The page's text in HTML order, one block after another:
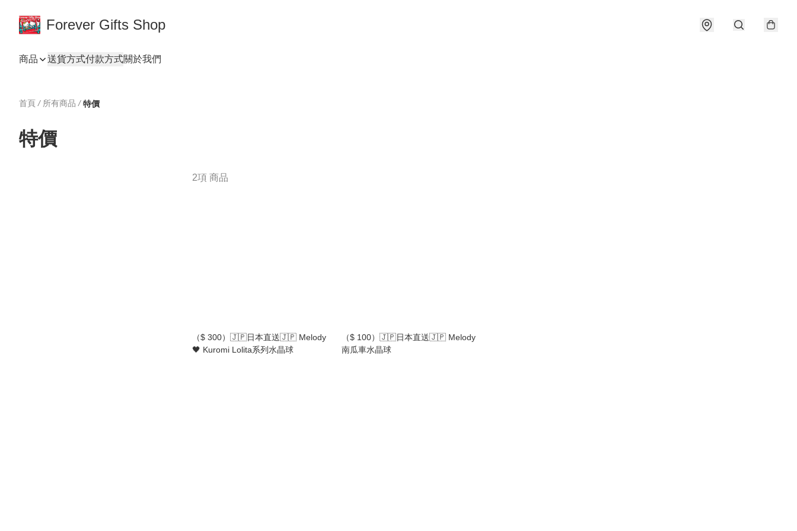
Forever Gifts Shop
商品 送貨方式付款方式關於我們
首頁 / 所有商品 / 特價
特價
2項 商品
（$ 300）🇯🇵日本直送🇯🇵 Melody
🖤 Kuromi Lolita系列水晶球
（$ 100）🇯🇵日本直送🇯🇵 Melody
南瓜車水晶球